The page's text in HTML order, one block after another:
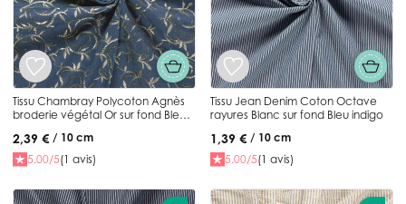
Tissu Chambray Polycoton Agnès
broderie végétal Or sur fond Bleu
2,39 € / 10 cm
5.00/5(1 avis)
Tissu Jean Denim Coton Octave
rayures Blanc sur fond Bleu indigo
1,39 € / 10 cm
5.00/5(1 avis)